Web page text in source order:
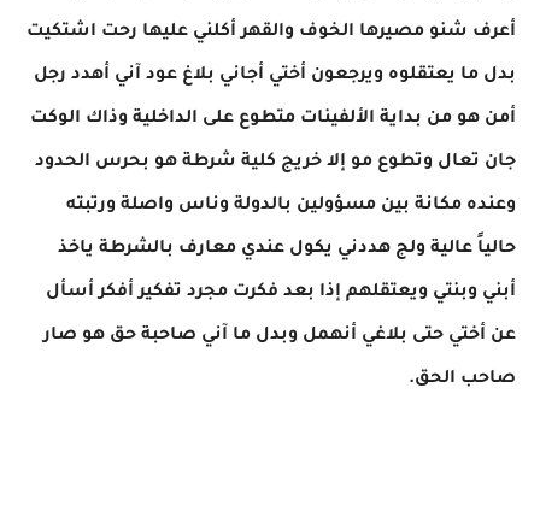
أعرف شنو مصيرها الخوف والقهر أكلني عليها رحت اشتكيت
بدل ما يعتقلوه ويرجعون أختي أجاني بلاغ عود آني أهدد رجل
أمن هو من بداية الألفينات متطوع على الداخلية وذاك الوكت
جان تعال وتطوع مو إلا خريج كلية شرطة هو بحرس الحدود
وعنده مكانة بين مسؤولين بالدولة وناس واصلة ورتبته
حالياً عالية ولج هددني يكول عندي معارف بالشرطة ياخذ
أبني وبنتي ويعتقلهم إذا بعد فكرت مجرد تفكير أفكر أسأل
عن أختي حتى بلاغي أنهمل وبدل ما آني صاحبة حق هو صار
صاحب الحق.